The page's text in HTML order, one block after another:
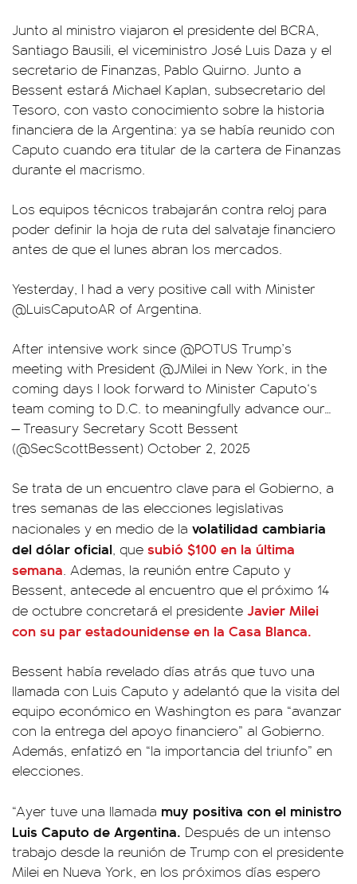
Junto al ministro viajaron el presidente del BCRA,
Santiago Bausili, el viceministro José Luis Daza y el
secretario de Finanzas, Pablo Quirno. Junto a
Bessent estará Michael Kaplan, subsecretario del
Tesoro, con vasto conocimiento sobre la historia
financiera de la Argentina: ya se había reunido con
Caputo cuando era titular de la cartera de Finanzas
durante el macrismo.
Los equipos técnicos trabajarán contra reloj para
poder definir la hoja de ruta del salvataje financiero
antes de que el lunes abran los mercados.
Yesterday, I had a very positive call with Minister
@LuisCaputoAR of Argentina.
After intensive work since @POTUS Trump’s
meeting with President @JMilei in New York, in the
coming days I look forward to Minister Caputo‘s
team coming to D.C. to meaningfully advance our…
— Treasury Secretary Scott Bessent
(@SecScottBessent) October 2, 2025
Se trata de un encuentro clave para el Gobierno, a
tres semanas de las elecciones legislativas
nacionales y en medio de la volatilidad cambiaria
del dólar oficial, que subió $100 en la última
semana. Ademas, la reunión entre Caputo y
Bessent, antecede al encuentro que el próximo 14
de octubre concretará el presidente Javier Milei
con su par estadounidense en la Casa Blanca.
Bessent había revelado días atrás que tuvo una
llamada con Luis Caputo y adelantó que la visita del
equipo económico en Washington es para “avanzar
con la entrega del apoyo financiero” al Gobierno.
Además, enfatizó en “la importancia del triunfo” en
elecciones.
“Ayer tuve una llamada muy positiva con el ministro
Luis Caputo de Argentina. Después de un intenso
trabajo desde la reunión de Trump con el presidente
Milei en Nueva York, en los próximos días espero